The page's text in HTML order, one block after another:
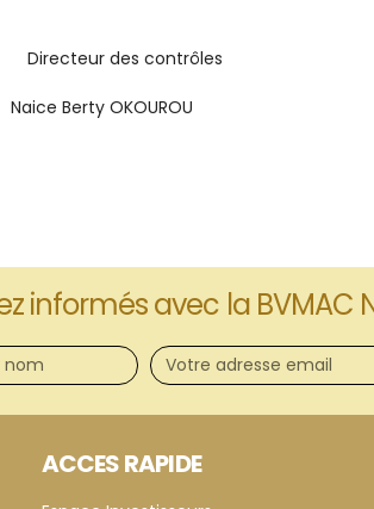
des contrôles
OKOUROU
informés avec la BVMAC
ACCES RAPIDE